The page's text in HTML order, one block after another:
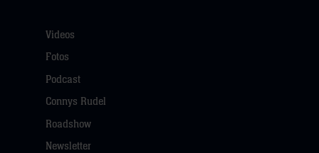
Videos
Fotos
Podcast
Connys Rudel
Roadshow
Newsletter